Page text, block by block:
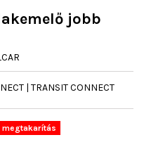
jobb
| TRANSIT CONNECT
megtakarítás